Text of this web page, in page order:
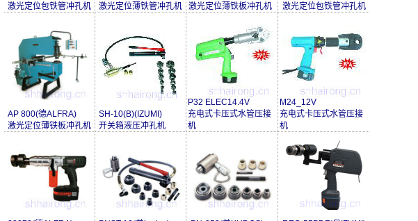
激光定位包铁管冲孔机
激光定位薄铁管冲孔机
激光定位薄铁板冲孔机
激光定位包铁管冲孔机
AP 800(德ALFRA)
激光定位薄铁板冲孔机
SH-10(B)(IZUMI)
开关箱液压冲孔机
P32 ELEC14.4V
充电式卡压式水管压接
机
M24_12V
充电式卡压式水管压接
机